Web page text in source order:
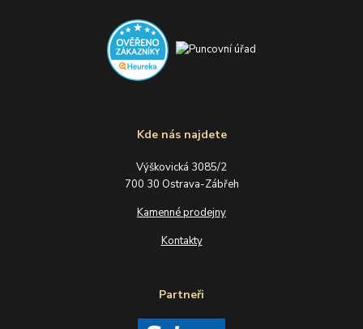
Kde nás najdete
Výškovická 3085/2
700 30 Ostrava-Zábřeh
Kamenné prodejny
Kontakty
Partneři